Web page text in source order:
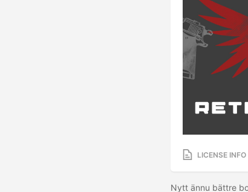
LICENSE INFO
Nytt ännu bättre